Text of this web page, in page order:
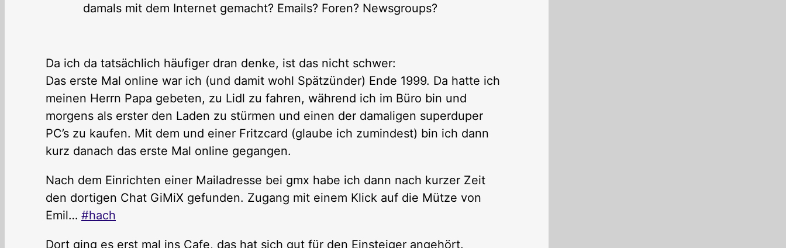
damals mit dem Internet gemacht? Emails? Foren? Newsgroups?
Da ich da tatsächlich häufiger dran denke, ist das nicht schwer:
Das erste Mal online war ich (und damit wohl Spätzünder) Ende 1999. Da hatte ich
meinen Herrn Papa gebeten, zu Lidl zu fahren, während ich im Büro bin und
morgens als erster den Laden zu stürmen und einen der damaligen superduper
PC’s zu kaufen. Mit dem und einer Fritzcard (glaube ich zumindest) bin ich dann
kurz danach das erste Mal online gegangen.
Nach dem Einrichten einer Mailadresse bei gmx habe ich dann nach kurzer Zeit
den dortigen Chat GiMiX gefunden. Zugang mit einem Klick auf die Mütze von
Emil… #hach
Dort ging es erst mal ins Cafe, das hat sich gut für den Einsteiger angehört.